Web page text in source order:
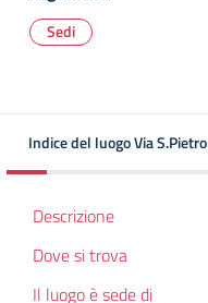
Sedi
Indice del luogo Via S.Pietro
Descrizione
Dove si trova
Il luogo è sede di